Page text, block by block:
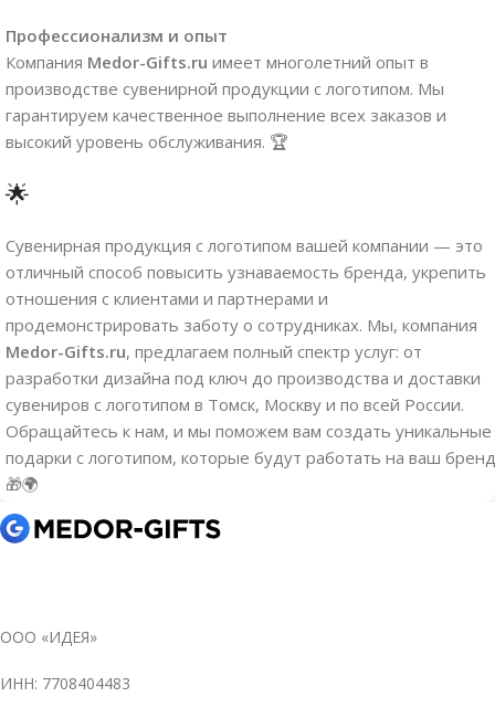
Профессионализм и опыт
Компания Medor-Gifts.ru имеет многолетний опыт в
производстве сувенирной продукции с логотипом. Мы
гарантируем качественное выполнение всех заказов и
высокий уровень обслуживания. 🏆
🌟
Сувенирная продукция с логотипом вашей компании — это
отличный способ повысить узнаваемость бренда, укрепить
отношения с клиентами и партнерами и
продемонстрировать заботу о сотрудниках. Мы, компания
Medor-Gifts.ru, предлагаем полный спектр услуг: от
разработки дизайна под ключ до производства и доставки
сувениров с логотипом в Томск, Москву и по всей России.
Обращайтесь к нам, и мы поможем вам создать уникальные
подарки с логотипом, которые будут работать на ваш
🎁🌍
ООО «ИДЕЯ»
ИНН: 7708404483